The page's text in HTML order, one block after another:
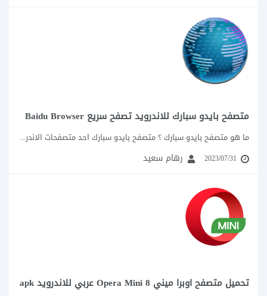
متصفح بايدو سبارك للاندرويد تصفح سريع Baidu Browser
ما هو متصفح بايدو سبارك ؟ متصفح بايدو سبارك احد متصفحات الاندرويد المنافسة لمتصفح...
2023/07/31 رهام سعيد
تحميل متصفح اوبرا ميني 8 Opera Mini عربي للاندرويد apk